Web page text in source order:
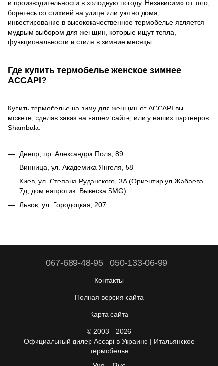
и производительности в холодную погоду. Независимо от того,
боретесь со стихией на улице или уютно дома,
инвестирование в высококачественное термобелье является
мудрым выбором для женщин, которые ищут тепла,
функциональности и стиля в зимние месяцы.
Где купить термобелье женское зимнее
ACCAPI?
Купить термобелье на зиму для женщин от ACCAPI вы
можете, сделав заказ на нашем сайте, или у наших партнеров
Shambala:
Днепр, пр. Александра Поля, 89
Винница, ул. Академика Янгеля, 58
Киев, ул. Степана Руданского, 3А (Ориентир ул.Жабаева
7д, дом напротив. Вывеска SMG)
Львов, ул. Городоцкая, 207
067-689-48-95 050-133-06-99
Контакты
Полная версия сайта
Карта сайта
© 2003—2026
Официальный дилер Accapi в Украине | Итальянское
термобелье